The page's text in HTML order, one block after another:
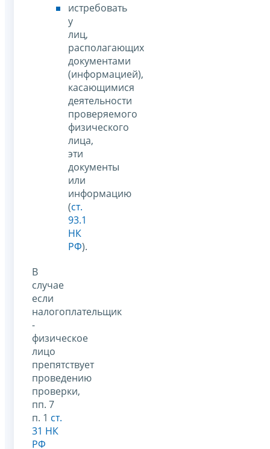
истребовать
у
лиц,
располагающих
документами
(информацией),
касающимися
деятельности
проверяемого
физического
лица,
эти
документы
или
информацию
(ст.
93.1
НК
РФ).
В
случае
если
налогоплательщик
-
физическое
лицо
препятствует
проведению
проверки,
пп. 7
п. 1 ст.
31 НК
РФ